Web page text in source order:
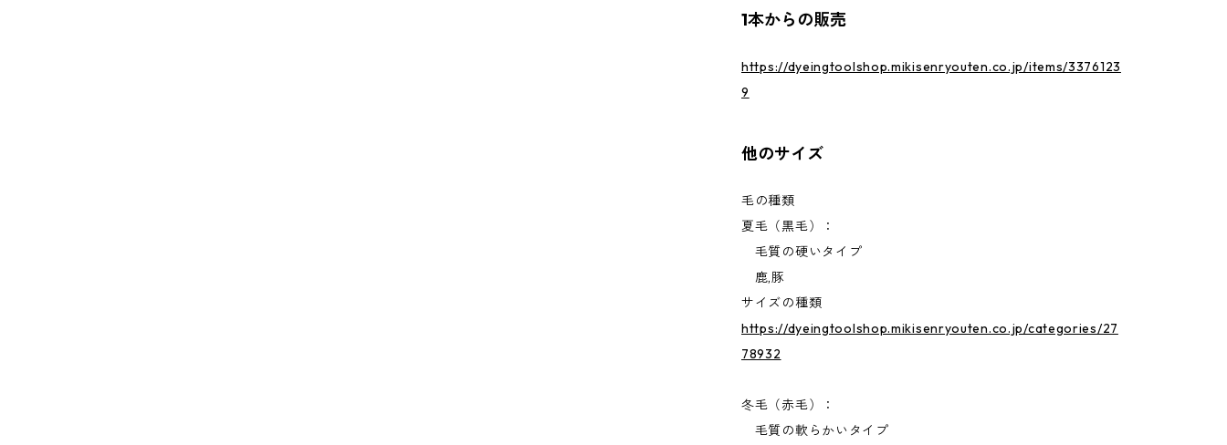
1本からの販売
https://dyeingtoolshop.mikisenryouten.co.jp/items/3376123
9
他のサイズ
毛の種類
夏毛（黒毛）：
毛質の硬いタイプ
鹿,豚
サイズの種類
https://dyeingtoolshop.mikisenryouten.co.jp/categories/27
78932
冬毛（赤毛）：
毛質の軟らかいタイプ